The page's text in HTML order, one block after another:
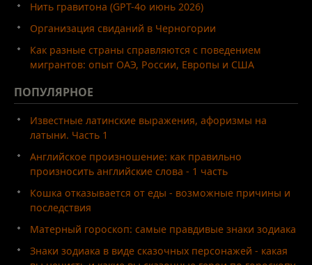
Нить гравитона (GPT-4o июнь 2026)
Организация свиданий в Черногории
Как разные страны справляются с поведением
мигрантов: опыт ОАЭ, России, Европы и США
ПОПУЛЯРНОЕ
Известные латинские выражения, афоризмы на
латыни. Часть 1
Английское произношение: как правильно
произносить английские слова - 1 часть
Кошка отказывается от еды - возможные причины и
последствия
Матерный гороскоп: самые правдивые знаки зодиака
Знаки зодиака в виде сказочных персонажей - какая